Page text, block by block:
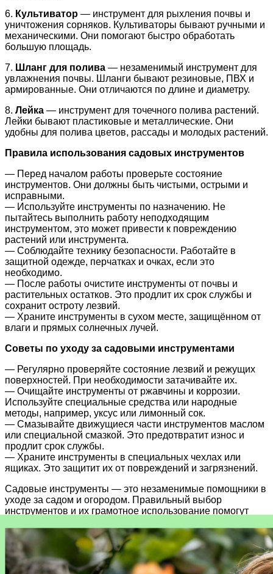
6. Культиватор — инструмент для рыхления почвы и
уничтожения сорняков. Культиваторы бывают ручными и
механическими. Они помогают быстро обработать
большую площадь.
7. Шланг для полива — незаменимый инструмент для
увлажнения почвы. Шланги бывают резиновые, ПВХ и
армированные. Они отличаются по длине и диаметру.
8. Лейка — инструмент для точечного полива растений.
Лейки бывают пластиковые и металлические. Они
удобны для полива цветов, рассады и молодых растений.
Правила использования садовых инструментов
— Перед началом работы проверьте состояние
инструментов. Они должны быть чистыми, острыми и
исправными.
— Используйте инструменты по назначению. Не
пытайтесь выполнить работу неподходящим
инструментом, это может привести к повреждению
растений или инструмента.
— Соблюдайте технику безопасности. Работайте в
защитной одежде, перчатках и очках, если это
необходимо.
— После работы очистите инструменты от почвы и
растительных остатков. Это продлит их срок службы и
сохранит остроту лезвий.
— Храните инструменты в сухом месте, защищённом от
влаги и прямых солнечных лучей.
Советы по уходу за садовыми инструментами
— Регулярно проверяйте состояние лезвий и режущих
поверхностей. При необходимости затачивайте их.
— Очищайте инструменты от ржавчины и коррозии.
Используйте специальные средства или народные
методы, например, уксус или лимонный сок.
— Смазывайте движущиеся части инструментов маслом
или специальной смазкой. Это предотвратит износ и
продлит срок службы.
— Храните инструменты в специальных чехлах или
ящиках. Это защитит их от повреждений и загрязнений.
Садовые инструменты — это незаменимые помощники в
уходе за садом и огородом. Правильный выбор
инструментов и их грамотное использование помогут
Статьи